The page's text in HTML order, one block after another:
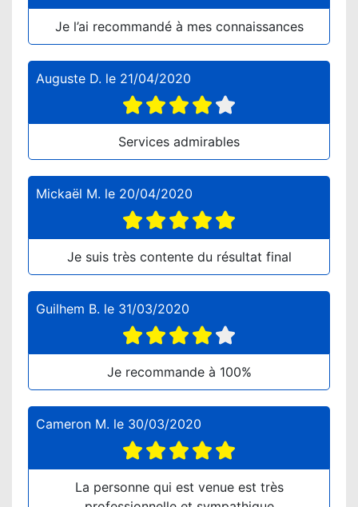
Je l’ai recommandé à mes connaissances
Auguste D. le 21/04/2020
Services admirables
Mickaël M. le 20/04/2020
Je suis très contente du résultat final
Guilhem B. le 31/03/2020
Je recommande à 100%
Cameron M. le 30/03/2020
La personne qui est venue est très